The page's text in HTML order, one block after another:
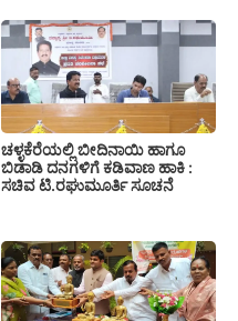
ಚಳ್ಳಕೆರೆಯಲ್ಲಿ ಬೀದಿನಾಯಿ ಹಾಗೂ
ಬಿಡಾಡಿ ದನಗಳಿಗೆ ಕಡಿವಾಣ ಹಾಕಿ :
ಸಚಿವ ಟಿ.ರಘುಮೂರ್ತಿ ಸೂಚನೆ